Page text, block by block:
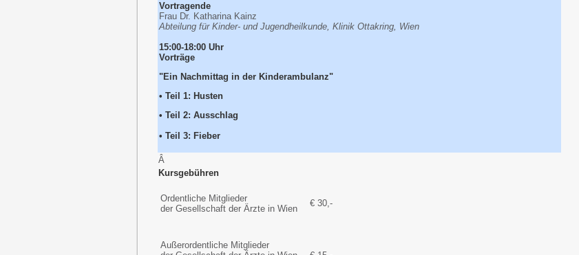
Vortragende
Frau Dr. Katharina Kainz
Abteilung für Kinder- und Jugendheilkunde, Klinik Ottakring, Wien
15:00-18:00 Uhr
Vorträge
"Ein Nachmittag in der Kinderambulanz"
• Teil 1: Husten
• Teil 2: Ausschlag
• Teil 3: Fieber
Â
Kursgebühren
Ordentliche Mitglieder
der Gesellschaft der Ärzte in Wien
€ 30,-
Außerordentliche Mitglieder